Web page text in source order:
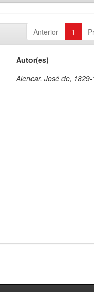
Anterior 1
Autor(es)
Alencar, José de,